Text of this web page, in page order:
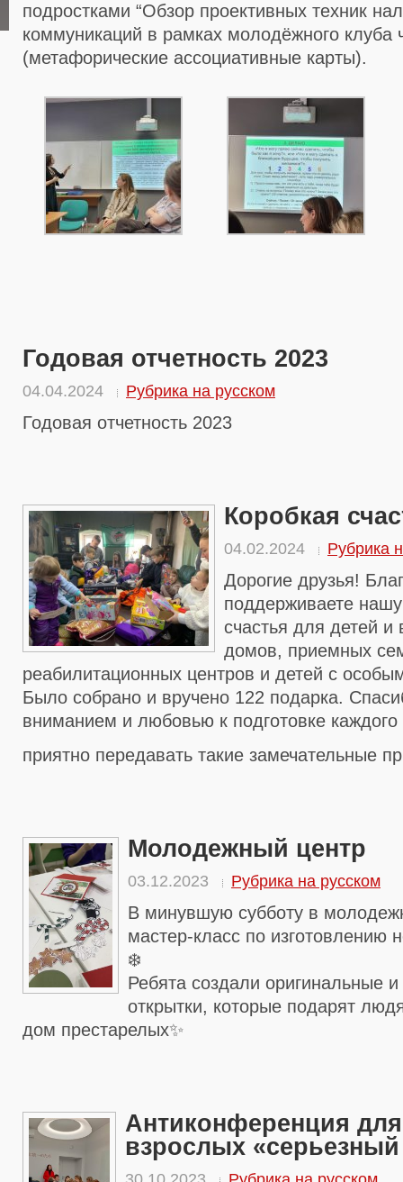
подростками “Обзор проективных техник
коммуникаций в рамках молодёжного клуба
(метафорические ассоциативные карты).
Годовая отчетность 2023
04.04.2024 Рубрика на русском
Годовая отчетность 2023
Коробкая
04.02.2024 Рубрика
Дорогие друзья!
поддерживаете
счастья для детей и
домов, приемных
реабилитационных центров и детей с
Было собрано и вручено 122 подарка.
вниманием и любовью к подготовке
приятно передавать такие замечательные
Молодежный центр
03.12.2023 Рубрика на русском
В минувшую субботу в
мастер-класс по изготовлению
❄️
Ребята создали оригинальные
открытки, которые подарят
дом престарелых✨
Антиконференция
взрослых «серьезный